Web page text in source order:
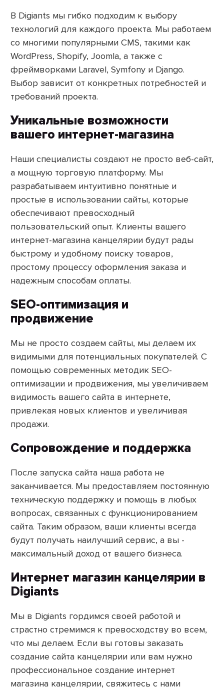
В Digiants мы гибко подходим к выбору
технологий для каждого проекта. Мы работаем
со многими популярными CMS, такими как
WordPress, Shopify, Joomla, а также с
фреймворками Laravel, Symfony и Django.
Выбор зависит от конкретных потребностей и
требований проекта.
Уникальные возможности
вашего интернет-магазина
Наши специалисты создают не просто веб-сайт,
а мощную торговую платформу. Мы
разрабатываем интуитивно понятные и
простые в использовании сайты, которые
обеспечивают превосходный
пользовательский опыт. Клиенты вашего
интернет-магазина канцелярии будут рады
быстрому и удобному поиску товаров,
простому процессу оформления заказа и
надежным способам оплаты.
SEO-оптимизация и
продвижение
Мы не просто создаем сайты, мы делаем их
видимыми для потенциальных покупателей. С
помощью современных методик SEO-
оптимизации и продвижения, мы увеличиваем
видимость вашего сайта в интернете,
привлекая новых клиентов и увеличивая
продажи.
Сопровождение и поддержка
После запуска сайта наша работа не
заканчивается. Мы предоставляем постоянную
техническую поддержку и помощь в любых
вопросах, связанных с функционированием
сайта. Таким образом, ваши клиенты всегда
будут получать наилучший сервис, а вы -
максимальный доход от вашего бизнеса.
Интернет магазин канцелярии в
Digiants
Мы в Digiants гордимся своей работой и
страстно стремимся к превосходству во всем,
что мы делаем. Если вы готовы заказать
создание сайта канцелярии или вам нужно
профессиональное создание интернет
магазина канцелярии, свяжитесь с нами